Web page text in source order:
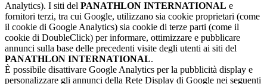
Analytics). I siti del PANATHLON INTERNATIONAL e
fornitori terzi, tra cui Google, utilizzano sia cookie proprietari (come
il cookie di Google Analytics) sia cookie di terze parti (come il
cookie di DoubleClick) per informare, ottimizzare e pubblicare
annunci sulla base delle precedenti visite degli utenti ai siti del
PANATHLON INTERNATIONAL.
È possibile disattivare Google Analytics per la pubblicità display e
personalizzare gli annunci della Rete Display di Google nei seguenti